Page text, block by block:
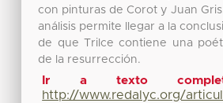
con pinturas de Corot y Juan
análisis permite llegar a la
de que Trilce contiene una
de la resurrección.
Ir a texto
http://www.redalyc.org/